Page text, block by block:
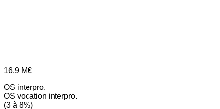
16.9 M€
OS interpro.
OS vocation interpro.
(3 à 8%)